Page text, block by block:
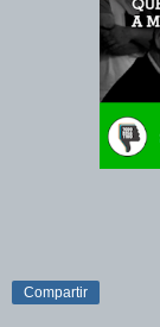
Compartir